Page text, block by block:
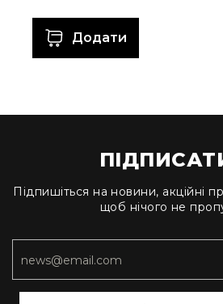
ді-
та
Додати
Підпишіться на новини, акційні
щоб нічого не